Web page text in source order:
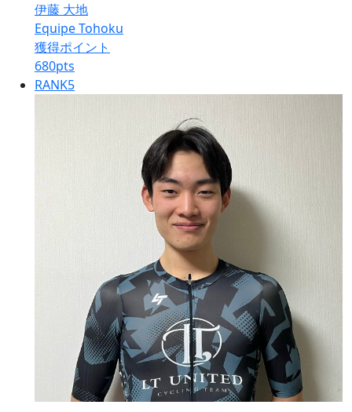
伊藤 大地
Equipe Tohoku
獲得ポイント
680pts
RANK5